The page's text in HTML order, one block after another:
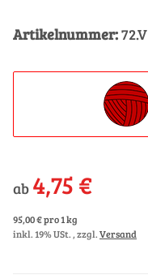
Artikelnummer:72.V
ab 4,75 €
95,00 € pro 1 kg
inkl. 19% USt. , zzgl.Versand